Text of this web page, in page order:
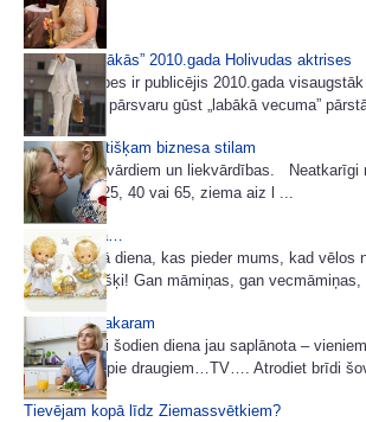
Pašas „dārgākās” 2010.gada Holivudas aktrises
Žurnāls Forbes ir publicējis 2010.gada
sarakstu un pārsvaru gūst „labākā vecuma”
85 idejas lietišķam biznesa stilam
Šoreiz bez vārdiem un liekvārdības. Neatkarīgi
tev šobrīd 25, 40 vai 65, ziema aiz l ...
Mātes dienā…
Šodiena ir tā diena, kas pieder mums, kad vēlos
katru atsevišķi! Gan māmiņas, gan vecmāmiņas,
Filma šim vakaram
Mums katrai šodien diena jau saplānota –
viesošanās pie draugiem…TV…. Atrodiet brīdi
Tievējam kopā līdz Ziemassvētkiem?